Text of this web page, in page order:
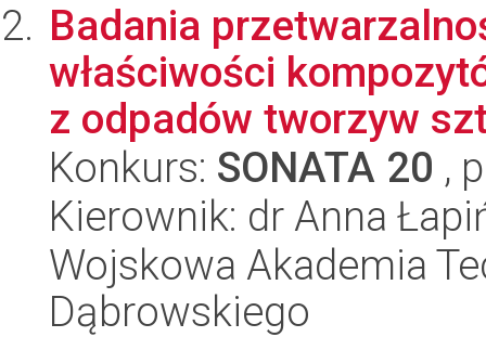
Badania
właściwości
z odpadów tworzyw
Konkurs: SONATA 20 ,
Kierownik: dr Anna
Wojskowa Akademia
Dąbrowskiego